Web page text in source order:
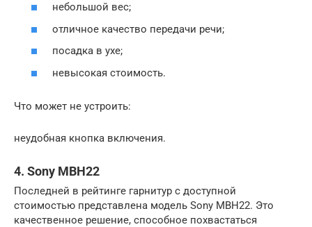
небольшой вес;
отличное качество передачи речи;
посадка в ухе;
невысокая стоимость.
Что может не устроить:
неудобная кнопка включения.
4. Sony MBH22
Последней в рейтинге гарнитур с доступной
стоимостью представлена модель Sony MBH22. Это
качественное решение, способное похвастаться